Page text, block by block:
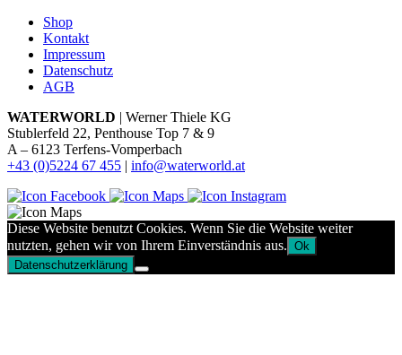
Shop
Kontakt
Impressum
Datenschutz
AGB
WATERWORLD | Werner Thiele KG
Stublerfeld 22, Penthouse Top 7 & 9
A – 6123 Terfens-Vomperbach
+43 (0)5224 67 455 | info@waterworld.at
Diese Website benutzt Cookies. Wenn Sie die Website weiter
nutzten, gehen wir von Ihrem Einverständnis aus. Ok
Datenschutzerklärung